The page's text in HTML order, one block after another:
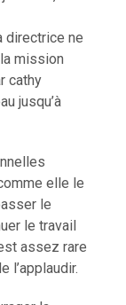
directrice ne
mission
cathy
jusqu’à
elle le
le
le travail
assez rare
l’applaudir.